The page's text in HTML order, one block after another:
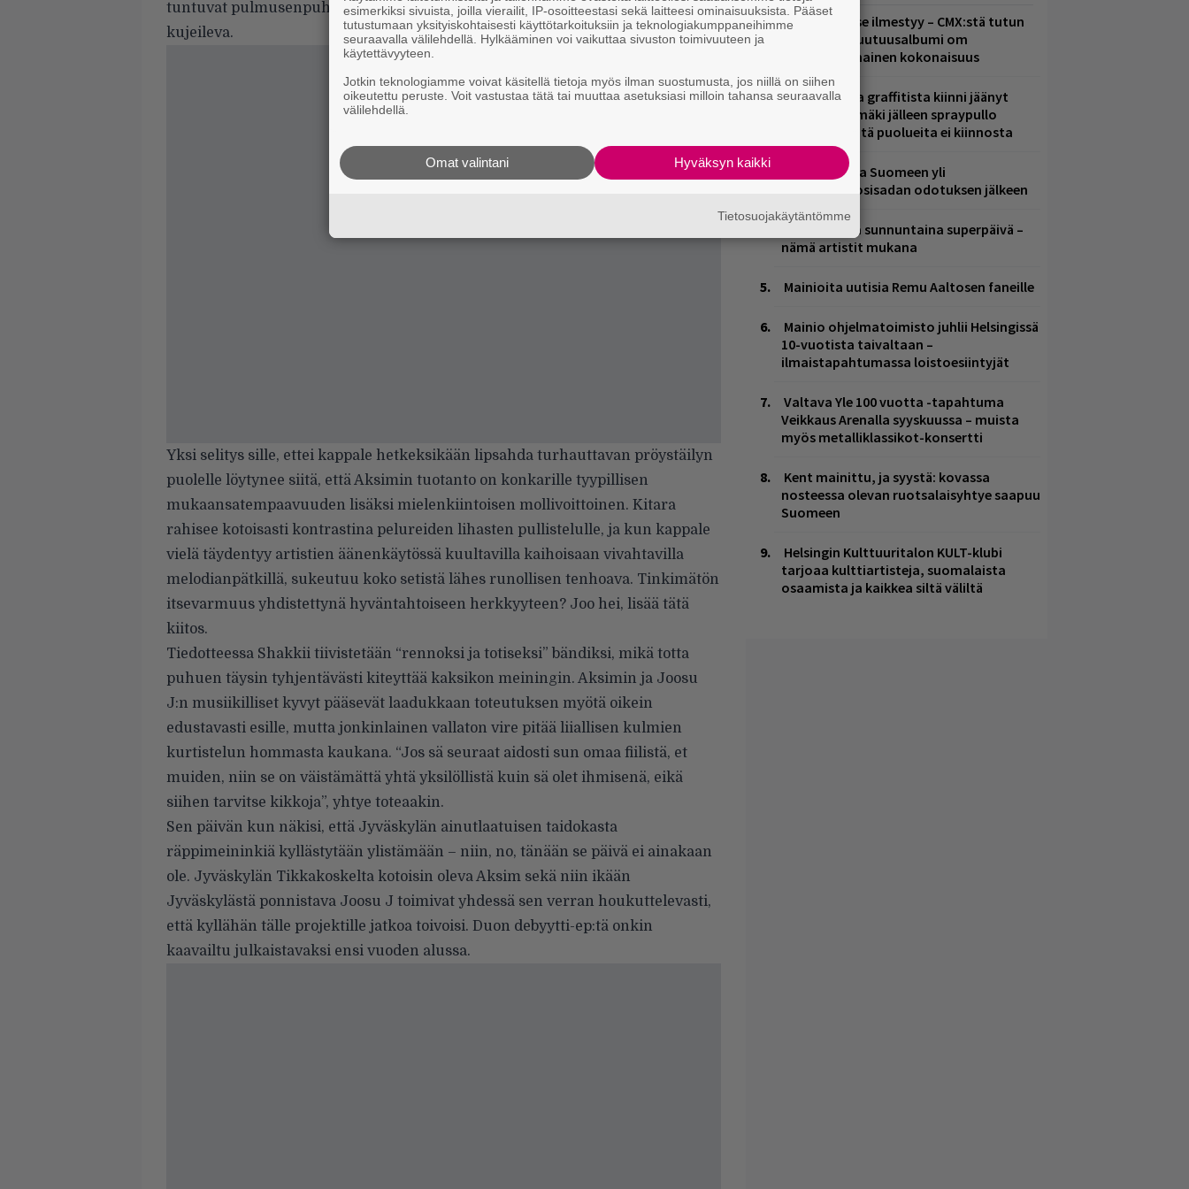
tuntuvat pulmusenpuhtailta niin kauan kuin asenne on harmittoman
kujeileva.
Yksi selitys sille, ettei kappale hetkeksikään lipsahda turhauttavan pröystäilyn
puolelle löytynee siitä, että Aksimin tuotanto on konkarille tyypillisen
mukaansatempaavuuden lisäksi mielenkiintoisen mollivoittoinen. Kitara
rahisee kotoisasti kontrastina pelureiden lihasten pullistelulle, ja kun kappale
vielä täydentyy artistien äänenkäytössä kuultavilla kaihoisaan vivahtavilla
melodianpätkillä, sukeutuu koko setistä lähes runollisen tenhoava. Tinkimätön
itsevarmuus yhdistettynä hyväntahtoiseen herkkyyteen? Joo hei, lisää tätä
kiitos.
Tiedotteessa Shakkii tiivistetään “rennoksi ja totiseksi” bändiksi, mikä totta
puhuen täysin tyhjentävästi kiteyttää kaksikon meiningin. Aksimin ja Joosu
J:n musiikilliset kyvyt pääsevät laadukkaan toteutuksen myötä oikein
edustavasti esille, mutta jonkinlainen vallaton vire pitää liiallisen kulmien
kurtistelun hommasta kaukana. “Jos sä seuraat aidosti sun omaa fiilistä, et
muiden, niin se on väistämättä yhtä yksilöllistä kuin sä olet ihmisenä, eikä
siihen tarvitse kikkoja”, yhtye toteaakin.
Sen päivän kun näkisi, että Jyväskylän ainutlaatuisen taidokasta
räppimeininkiä kyllästytään ylistämään – niin, no, tänään se päivä ei ainakaan
ole. Jyväskylän Tikkakoskelta kotoisin oleva Aksim sekä niin ikään
Jyväskylästä ponnistava Joosu J toimivat yhdessä sen verran houkuttelevasti,
että kyllähän tälle projektille jatkoa toivoisi. Duon debyytti-ep:tä onkin
kaavailtu julkaistavaksi ensi vuoden alussa.
Huomenna se ilmestyy – CMX:stä tutun
A.W. Yrjänän uutuusalbumi om
mammuttimainen kokonaisuus
Laittomasta graffitista kiinni jäänyt
Paavo Arhinmäki jälleen spraypullo
kädessä – näitä puolueita ei kiinnosta
Weezer palaa Suomeen yli
neljännesvuosisadan odotuksen jälkeen
Tampereella sunnuntaina superpäivä –
nämä artistit mukana
Mainioita uutisia Remu Aaltosen faneille
Mainio ohjelmatoimisto juhlii Helsingissä
10-vuotista taivaltaan –
ilmaistapahtumassa loistoesiintyjät
Valtava Yle 100 vuotta -tapahtuma
Veikkaus Arenalla syyskuussa – muista
myös metalliklassikot-konsertti
Kent mainittu, ja syystä: kovassa
nosteessa olevan ruotsalaisyhtye saapuu
Suomeen
Helsingin Kulttuuritalon KULT-klubi
tarjoaa kulttiartisteja, suomalaista
osaamista ja kaikkea siltä väliltä
esimerkiksi sivuista, joilla vierailit, IP-osoitteestasi sekä laitteesi ominaisuuksista. Pääset
tutustumaan yksityiskohtaisesti käyttötarkoituksiin ja teknologiakumppaneihimme
seuraavalla välilehdellä. Hylkääminen voi vaikuttaa sivuston toimivuuteen ja
käytettävyyteen.
Jotkin teknologiamme voivat käsitellä tietoja myös ilman suostumusta, jos niillä on siihen
oikeutettu peruste. Voit vastustaa tätä tai muuttaa asetuksiasi milloin tahansa seuraavalla
välilehdellä.
Hyväksyn kaikki
Omat valintani
Tietosuojakäytäntömme